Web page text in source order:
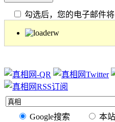
勾选后，您的电子邮件
Google搜索 本